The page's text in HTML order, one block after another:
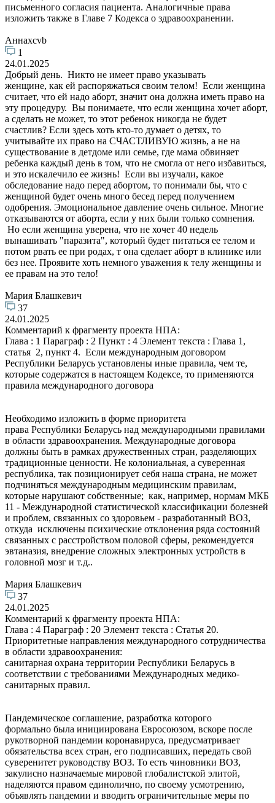
письменного согласия пациента. Аналогичные права
изложить также в Главе 7 Кодекса о здравоохранении.
Аннаxcvb
1
24.01.2025
Добрый день. Никто не имеет право указывать
женщине, как ей распоряжаться своим телом! Если женщина
считает, что ей надо аборт, значит она должна иметь право на
эту процедуру. Вы понимаете, что если женщина хочет аборт,
а сделать не может, то этот ребенок никогда не будет
счастлив? Если здесь хоть кто-то думает о детях, то
учитывайте их право на СЧАСТЛИВУЮ жизнь, а не на
существование в детдоме или семье, где мама обвиняет
ребенка каждый день в том, что не смогла от него избавиться,
и это искалечило ее жизнь! Если вы изучали, какое
обследование надо перед абортом, то понимали бы, что с
женщиной будет очень много бесед перед получением
одобрения. Эмоциональное давление очень сильное. Многие
отказываются от аборта, если у них были только сомнения.
Но если женщина уверена, что не хочет 40 недель
вынашивать "паразита", который будет питаться ее телом и
потом рвать ее при родах, т она сделает аборт в клинике или
без нее. Проявите хоть немного уважения к телу женщины и
ее правам на это тело!
Мария Блашкевич
37
24.01.2025
Комментарий к фрагменту проекта НПА:
Глава : 1 Параграф : 2 Пункт : 4 Элемент текста : Глава 1,
статья 2, пункт 4. Если международным договором
Республики Беларусь установлены иные правила, чем те,
которые содержатся в настоящем Кодексе, то применяются
правила международного договора
Необходимо изложить в форме приоритета
права Республики Беларусь над международными правилами
в области здравоохранения. Международные договора
должны быть в рамках дружественных стран, разделяющих
традиционные ценности. Не колониальная, а суверенная
республика, так позиционирует себя наша страна, не может
подчиняться международным медицинским правилам,
которые нарушают собственные; как, например, нормам МКБ
11 - Международной статистической классификации болезней
и проблем, связанных со здоровьем - разработанный ВОЗ,
откуда исключены психические отклонения ряда состояний
связанных с расстройством половой сферы, рекомендуется
эвтаназия, внедрение сложных электронных устройств в
головной мозг и т.д..
Мария Блашкевич
37
24.01.2025
Комментарий к фрагменту проекта НПА:
Глава : 4 Параграф : 20 Элемент текста : Статья 20.
Приоритетные направления международного сотрудничества
в области здравоохранения:
санитарная охрана территории Республики Беларусь в
соответствии с требованиями Международных медико-
санитарных правил.
Пандемическое соглашение, разработка которого
формально была инициирована Евросоюзом, вскоре после
рукотворной пандемии коронавируса, предусматривает
обязательства всех стран, его подписавших, передать свой
суверенитет руководству ВОЗ. То есть чиновники ВОЗ,
закулисно назначаемые мировой глобалистской элитой,
наделяются правом единолично, по своему усмотрению,
объявлять пандемии и вводить ограничительные меры по